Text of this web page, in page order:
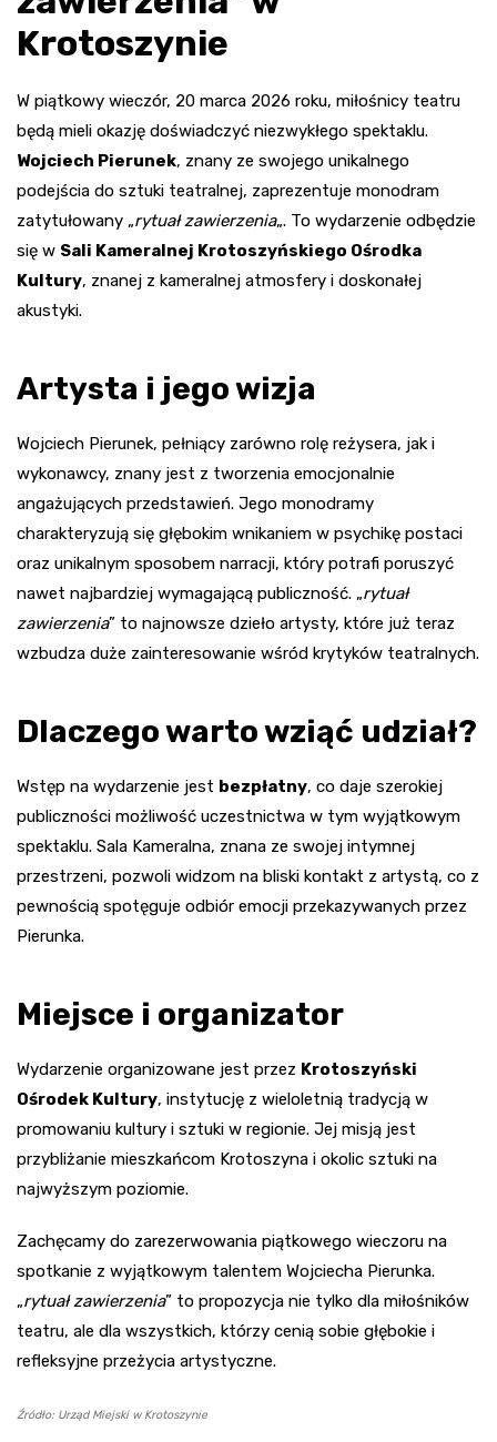
Krotoszynie
W piątkowy wieczór, 20 marca 2026 roku, miłośnicy teatru
będą mieli okazję doświadczyć niezwykłego spektaklu.
Wojciech Pierunek, znany ze swojego unikalnego
podejścia do sztuki teatralnej, zaprezentuje monodram
zatytułowany „rytuał zawierzenia„. To wydarzenie odbędzie
się w Sali Kameralnej Krotoszyńskiego Ośrodka
Kultury, znanej z kameralnej atmosfery i doskonałej
akustyki.
Artysta i jego wizja
Wojciech Pierunek, pełniący zarówno rolę reżysera, jak i
wykonawcy, znany jest z tworzenia emocjonalnie
angażujących przedstawień. Jego monodramy
charakteryzują się głębokim wnikaniem w psychikę postaci
oraz unikalnym sposobem narracji, który potrafi poruszyć
nawet najbardziej wymagającą publiczność. „rytuał
zawierzenia” to najnowsze dzieło artysty, które już teraz
wzbudza duże zainteresowanie wśród krytyków teatralnych.
Dlaczego warto wziąć udział?
Wstęp na wydarzenie jest bezpłatny, co daje szerokiej
publiczności możliwość uczestnictwa w tym wyjątkowym
spektaklu. Sala Kameralna, znana ze swojej intymnej
przestrzeni, pozwoli widzom na bliski kontakt z artystą, co z
pewnością spotęguje odbiór emocji przekazywanych przez
Pierunka.
Miejsce i organizator
Wydarzenie organizowane jest przez Krotoszyński
Ośrodek Kultury, instytucję z wieloletnią tradycją w
promowaniu kultury i sztuki w regionie. Jej misją jest
przybliżanie mieszkańcom Krotoszyna i okolic sztuki na
najwyższym poziomie.
Zachęcamy do zarezerwowania piątkowego wieczoru na
spotkanie z wyjątkowym talentem Wojciecha Pierunka.
„rytuał zawierzenia” to propozycja nie tylko dla miłośników
teatru, ale dla wszystkich, którzy cenią sobie głębokie i
refleksyjne przeżycia artystyczne.
Źródło: Urząd Miejski w Krotoszynie